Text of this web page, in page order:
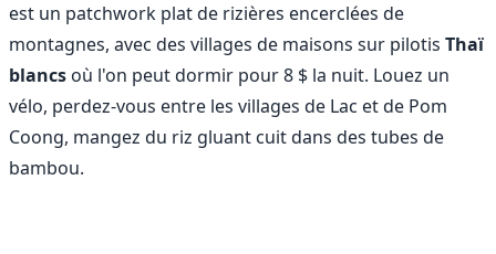
est un patchwork plat de rizières encerclées de
montagnes, avec des villages de maisons sur pilotis Thaï
blancs où l'on peut dormir pour 8 $ la nuit. Louez un
vélo, perdez-vous entre les villages de Lac et de Pom
Coong, mangez du riz gluant cuit dans des tubes de
bambou.